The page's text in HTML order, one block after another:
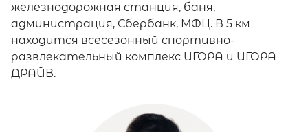
железнодорожная станция, баня,
администрация, Сбербанк, МФЦ. В 5 км
находится всесезонный спортивно-
развлекательный комплекс ИГОРА и ИГОРА
ДРАЙВ.